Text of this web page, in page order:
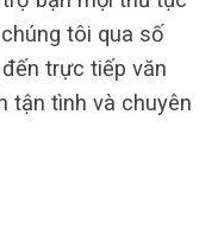
tôi qua số
trực tiếp văn
tận tình và chuyên